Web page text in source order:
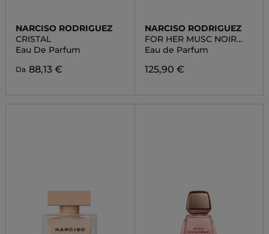
NARCISO RODRIGUEZ
CRISTAL
Eau De Parfum
Da 88,13 €
NARCISO RODRIGUEZ
FOR HER MUSC NOIR
ROSE
Eau de Parfum
125,90 €